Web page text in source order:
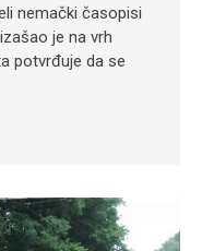
nemački časopisi
je na vrh
potvrđuje da se